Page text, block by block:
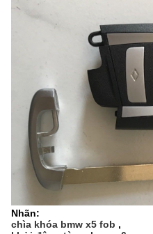
Nhãn:
chìa khóa bmw x5 fob ,